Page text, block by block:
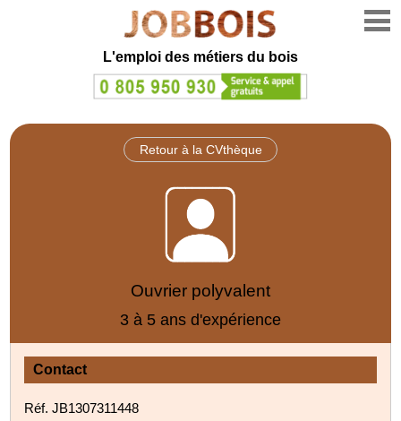
L'emploi des métiers du bois
Retour à la CVthèque
Ouvrier polyvalent
3 à 5 ans d'expérience
Contact
Réf. JB1307311448